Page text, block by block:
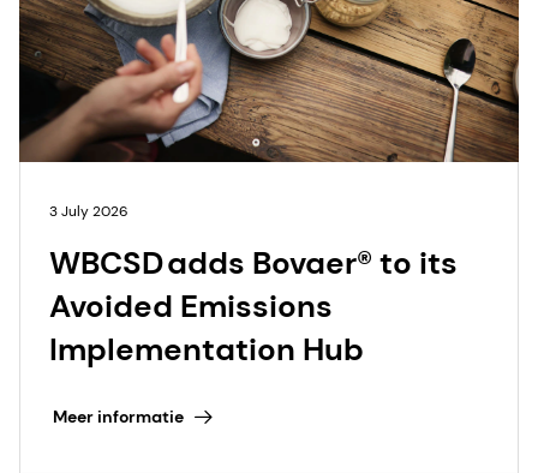
3 July 2026
WBCSD adds Bovaer® to its
Avoided Emissions
Implementation Hub
Meer informatie